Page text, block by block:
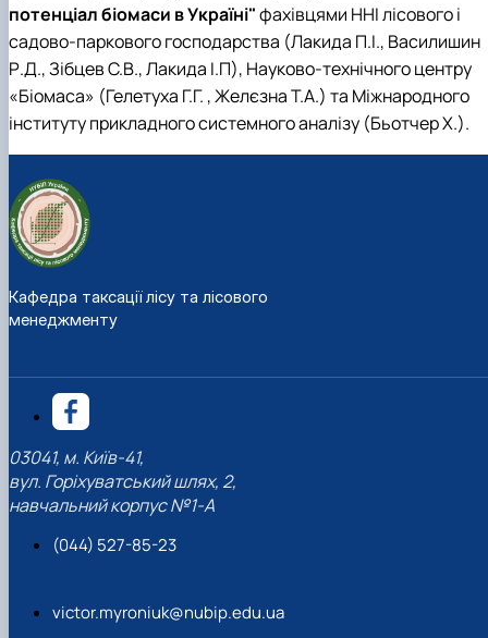
потенціал біомаси в Україні"фахівцями ННІ лісового і
садово-паркового господарства (Лакида П.І., Василишин
Р.Д., Зібцев С.В., Лакида І.П), Науково-технічного центру
«Біомаса» (Гелетуха Г.Г. , Желєзна Т.А.) та Міжнародного
інституту прикладного системного аналізу (Бьотчер Х.).
Кафедра таксації лісу та лісового
менеджменту
03041, м. Київ-41,
вул. Горіхуватський шлях, 2,
навчальний корпус №1-А
(044) 527-85-23
victor.myroniuk@nubip.edu.ua